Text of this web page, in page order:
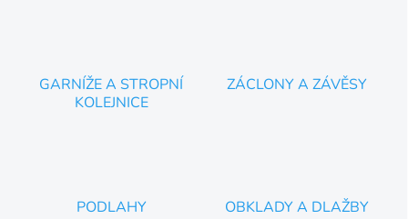
GARNÍŽE A STROPNÍ
KOLEJNICE
ZÁCLONY A ZÁVĚSY
PODLAHY OBKLADY A DLAŽBY